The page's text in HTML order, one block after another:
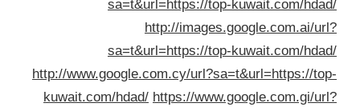
sa=t&url=https://top-kuwait.com/
http://images.google.com.ai/
sa=t&url=https://top-kuwait.com/
http://www.google.com.cy/url?sa=t&url=https://
kuwait.com/hdad/ https://www.google.com.gi/